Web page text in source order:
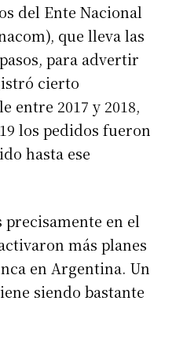
del Ente Nacional
que lleva las
para advertir
cierto
entre 2017 y 2018,
los pedidos fueron
hasta ese
precisamente en el
más planes
en Argentina. Un
siendo bastante